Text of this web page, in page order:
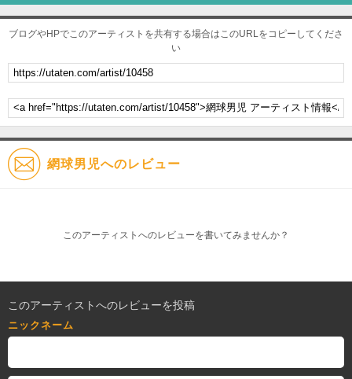
ブログやHPでこのアーティストを共有する場合はこのURLをコピーしてくださ
い
網球男児へのレビュー
このアーティストへのレビューを書いてみませんか？
このアーティストへのレビューを投稿
ニックネーム